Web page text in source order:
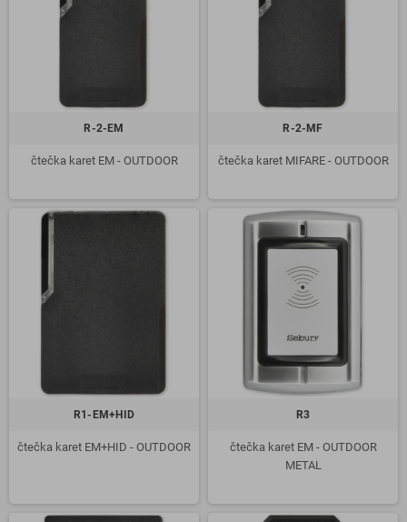
R-2-EM
čtečka karet EM - OUTDOOR
R-2-MF
čtečka karet MIFARE - OUTDOOR
R1-EM+HID
čtečka karet EM+HID - OUTDOOR
R3
čtečka karet EM - OUTDOOR
METAL